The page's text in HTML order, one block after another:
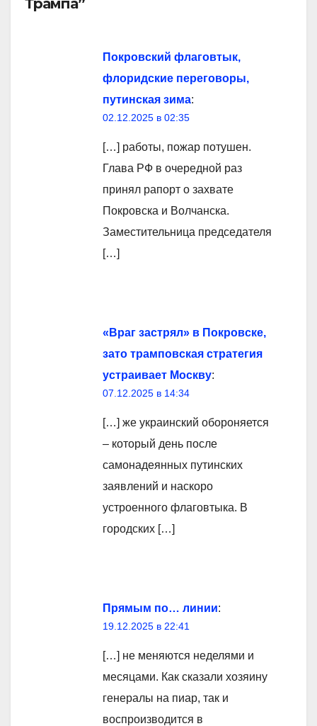
Трампа”
Покровский флаговтык,
флоридские переговоры,
путинская зима:
02.12.2025 в 02:35
[…] работы, пожар потушен.
Глава РФ в очередной раз
принял рапорт о захвате
Покровска и Волчанска.
Заместительница председателя
[…]
«Враг застрял» в Покровске,
зато трамповская стратегия
устраивает Москву:
07.12.2025 в 14:34
[…] же украинский обороняется
– который день после
самонадеянных путинских
заявлений и наскоро
устроенного флаговтыка. В
городских […]
Прямым по… линии:
19.12.2025 в 22:41
[…] не меняются неделями и
месяцами. Как сказали хозяину
генералы на пиар, так и
воспроизводится в